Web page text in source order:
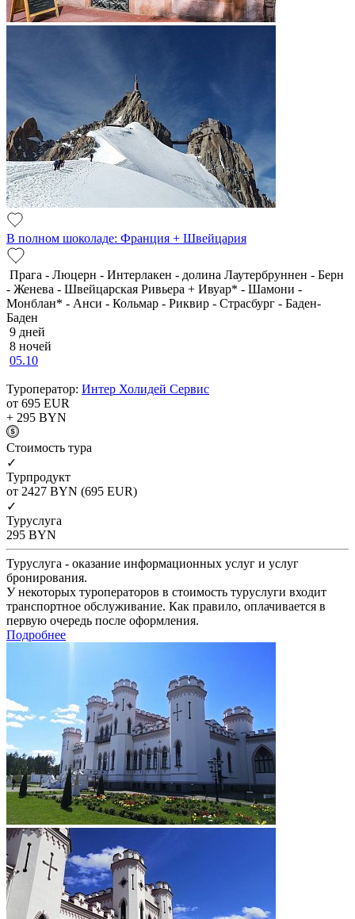
В полном шоколаде: Франция + Швейцария
Прага - Люцерн - Интерлакен - долина Лаутербруннен - Берн
- Женева - Швейцарская Ривьера + Ивуар* - Шамони -
Монблан* - Анси - Кольмар - Риквир - Страсбург - Баден-
Баден
9 дней
8 ночей
05.10
Туроператор: Интер Холидей Сервис
от 695 EUR
+ 295 BYN
Cтоимость тура
✓
Турпродукт
от 2427 BYN (695 EUR)
✓
Туруслуга
295 BYN
Туруслуга - оказание информационных услуг и услуг
бронирования.
У некоторых туроператоров в стоимость туруслуги входит
транспортное обслуживание. Как правило, оплачивается в
первую очередь после оформления.
Подробнее